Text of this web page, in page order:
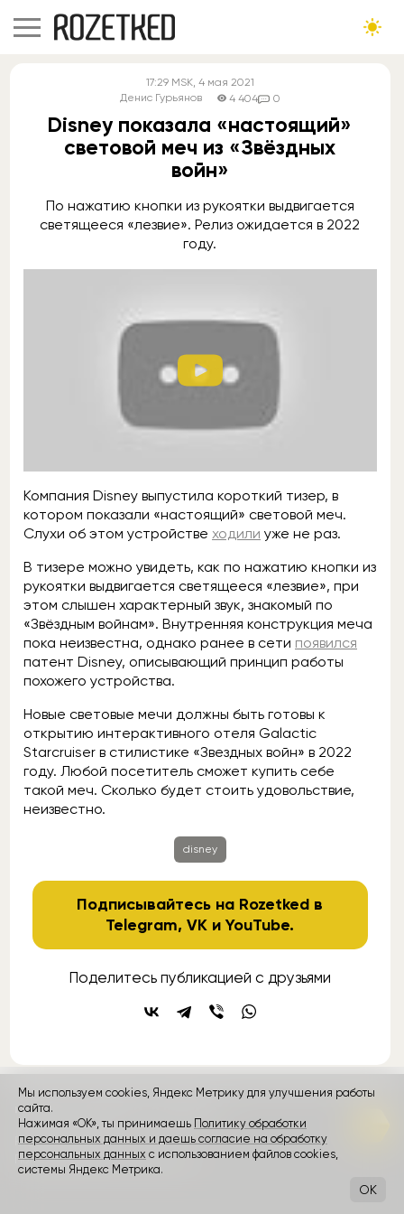
17:29 MSK, 4 мая 2021
Денис Гурьянов
4 404 0
Disney показала «настоящий»
световой меч из «Звёздных
войн»
По нажатию кнопки из рукоятки выдвигается
светящееся «лезвие». Релиз ожидается в 2022
году.
Компания Disney выпустила короткий тизер, в
котором показали «настоящий» световой меч.
Слухи об этом устройстве ходили уже не раз.
В тизере можно увидеть, как по нажатию кнопки из
рукоятки выдвигается светящееся «лезвие», при
этом слышен характерный звук, знакомый по
«Звёздным войнам». Внутренняя конструкция меча
пока неизвестна, однако ранее в сети появился
патент Disney, описывающий принцип работы
похожего устройства.
Новые световые мечи должны быть готовы к
открытию интерактивного отеля Galactic
Starcruiser в стилистике «Звездных войн» в 2022
году. Любой посетитель сможет купить себе
такой меч. Сколько будет стоить удовольствие,
неизвестно.
disney
Подписывайтесь на Rozetked в
Telegram,VK иYouTube.
Поделитесь публикацией с друзьями
контакты
Rozetked © 2026
Пользовательское соглашение
Мы используем cookies, Яндекс Метрику для улучшения работы
сайта.
Нажимая «ОК», ты принимаешь Политику обработки
персональных данных и даешь согласие на обработку
персональных данных с использованием файлов cookies,
системы Яндекс Метрика.
OK